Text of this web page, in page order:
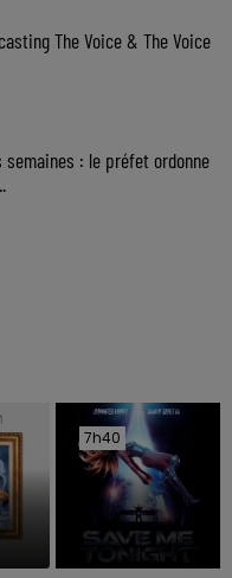
The Voice & The Voice
: le préfet ordonne
7h40
7h40